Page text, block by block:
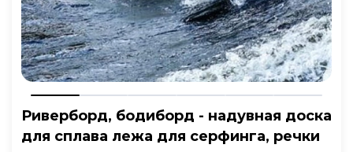
Риверборд, бодиборд - надувная доска
для сплава лежа для серфинга, речки